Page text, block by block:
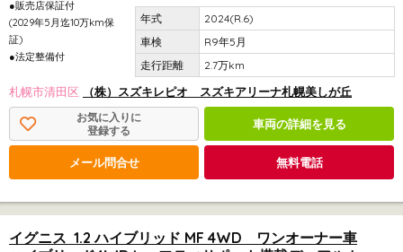
●販売店保証付
(2029年5月迄10万km保
証)
●法定整備付
2024(R.6)
R9年5月
2.7万km
札幌市清田区 （株）スズキレピオ スズキアリーナ札幌美しが丘
お気に入りに
登録する
車両の詳細を見る
メール問合せ 無料電話
イグニス 1.2 ハイブリッド MF 4WD ワンオーナー車